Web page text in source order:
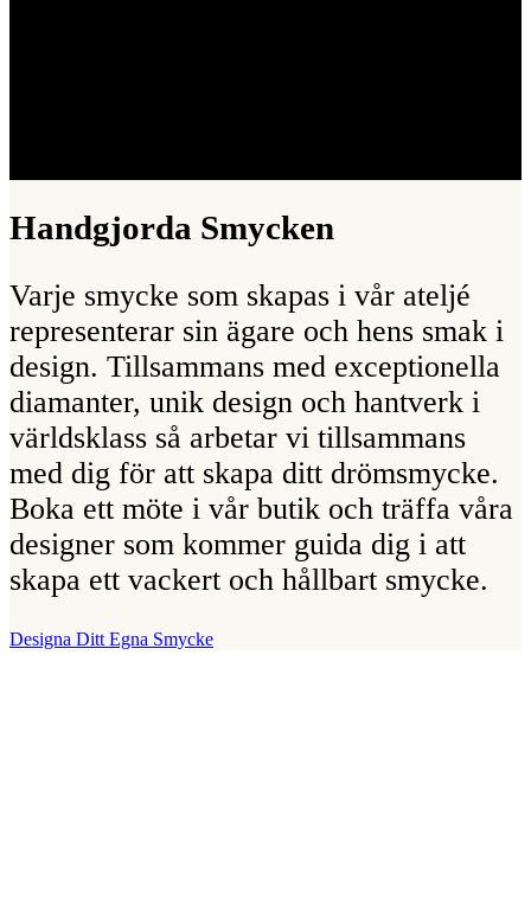
Handgjorda Smycken
Varje smycke som skapas i vår ateljé
representerar sin ägare och hens smak i
design. Tillsammans med exceptionella
diamanter, unik design och hantverk i
världsklass så arbetar vi tillsammans
med dig för att skapa ditt drömsmycke.
Boka ett möte i vår butik och träffa våra
designer som kommer guida dig i att
skapa ett vackert och hållbart smycke.
Designa Ditt Egna Smycke